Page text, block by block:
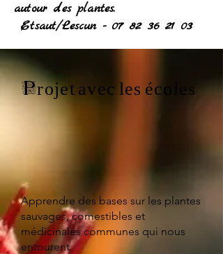
autour des plantes.
Etsaut/Lescun -07 82 36 21 03
Projet avec les écoles
Apprendre des bases sur les plantes
sauvages, comestibles et
médicinales communes qui nous
entourent.